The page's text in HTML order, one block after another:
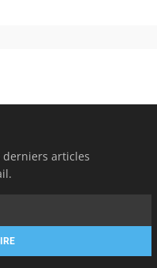
derniers articles